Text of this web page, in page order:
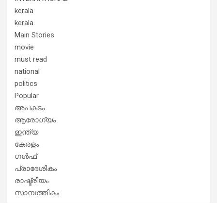
kerala
kerala
Main Stories
movie
must read
national
politics
Popular
അപകടം
ആരോഗ്യം
ഇന്ത്യ
കേരളം
ഗൾഫ്
പ്രാദേശികം
രാഷ്ട്രീയം
സാമ്പത്തികം